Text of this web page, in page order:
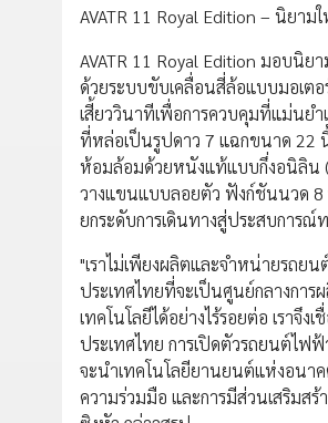
AVATR 11 Royal Edition – นิยา
AVATR 11 Royal Edition มอบนิ
ด้วยระบบขับเคลื่อนสี่ล้อแบบมอเตอ
เสี้ยววินาทีเพื่อการควบคุมที่แม่นย
ที่หล่อเป็นรูปดาว 7 แฉกขนาด 22
ห้อมล้อมด้วยหนังแท้แบบกึ่งอนิลิน
วางแขนแบบลอยตัว ฟังก์ชันนวด 8
ยกระดับการเดินทางสู่ประสบการ
"เราไม่เพียงผลิตและจำหน่ายรถย
ประเทศไทยที่จะเป็นศูนย์กลางกา
เทคโนโลยีได้อย่างไร้รอยต่อ เรา
ประเทศไทย การเปิดตัวรถยนต์ไ
จะนำเทคโนโลยียานยนต์แห่งอนา
ความร่วมมือ และการมีส่วนเสริมส